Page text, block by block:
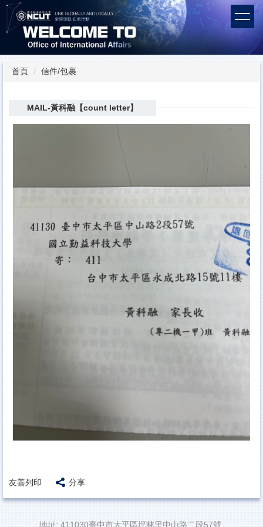
跳
到
主
內
容首頁 信件/包裹
MAIL-黃科融【count letter】
友善列印 分享
地址: 411030臺中市太平區坪林里中山路二段57號